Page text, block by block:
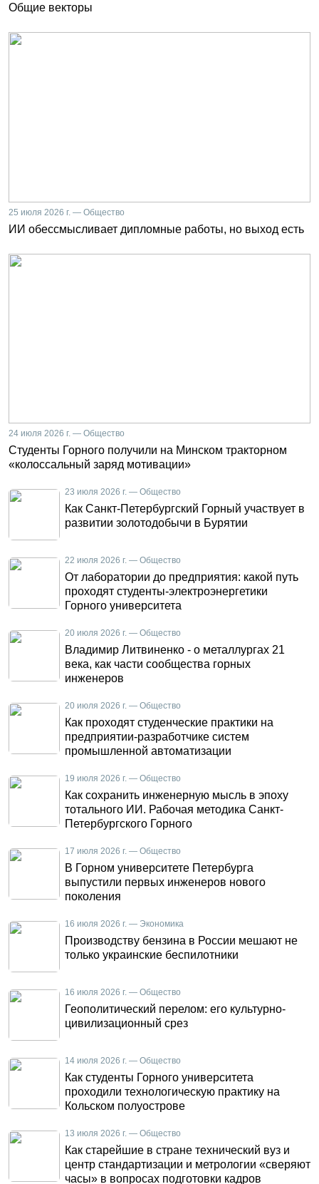
Общие векторы
25 июля 2026 г. — Общество
ИИ обессмысливает дипломные работы, но выход есть
24 июля 2026 г. — Общество
Студенты Горного получили на Минском тракторном
«колоссальный заряд мотивации»
23 июля 2026 г. — Общество
Как Санкт-Петербургский Горный участвует в
развитии золотодобычи в Бурятии
22 июля 2026 г. — Общество
От лаборатории до предприятия: какой путь
проходят студенты-электроэнергетики
Горного университета
20 июля 2026 г. — Общество
Владимир Литвиненко - о металлургах 21
века, как части сообщества горных
инженеров
20 июля 2026 г. — Общество
Как проходят студенческие практики на
предприятии-разработчике систем
промышленной автоматизации
19 июля 2026 г. — Общество
Как сохранить инженерную мысль в эпоху
тотального ИИ. Рабочая методика Санкт-
Петербургского Горного
17 июля 2026 г. — Общество
В Горном университете Петербурга
выпустили первых инженеров нового
поколения
16 июля 2026 г. — Экономика
Производству бензина в России мешают не
только украинские беспилотники
16 июля 2026 г. — Общество
Геополитический перелом: его культурно-
цивилизационный срез
14 июля 2026 г. — Общество
Как студенты Горного университета
проходили технологическую практику на
Кольском полуострове
13 июля 2026 г. — Общество
Как старейшие в стране технический вуз и
центр стандартизации и метрологии «сверяют
часы» в вопросах подготовки кадров